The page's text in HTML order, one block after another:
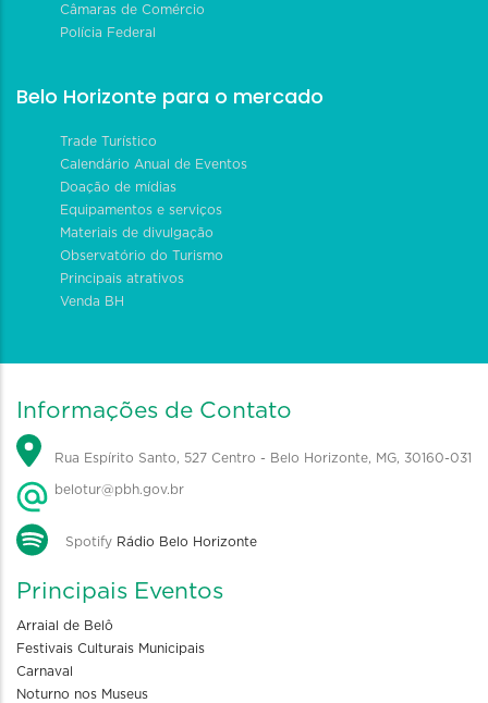
Câmaras de Comércio
Polícia Federal
Belo Horizonte para o mercado
Trade Turístico
Calendário Anual de Eventos
Doação de mídias
Equipamentos e serviços
Materiais de divulgação
Observatório do Turismo
Principais atrativos
Venda BH
Informações de Contato
Rua Espírito Santo, 527 Centro - Belo Horizonte, MG, 30160-031
belotur@pbh.gov.br
Spotify Rádio Belo Horizonte
Principais Eventos
Arraial de Belô
Festivais Culturais Municipais
Carnaval
Noturno nos Museus